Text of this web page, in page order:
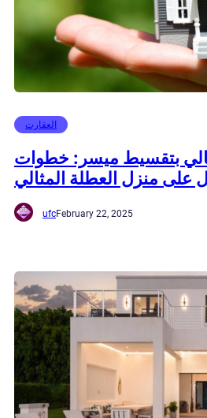
العقارت
بتقسيط ميسر: خطوات
على منزل العطلة المثالي
ufcFebruary 22, 2025